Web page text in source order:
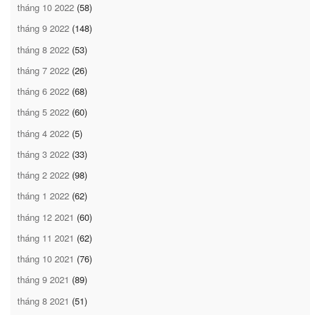
tháng 10 2022 (58)
tháng 9 2022 (148)
tháng 8 2022 (53)
tháng 7 2022 (26)
tháng 6 2022 (68)
tháng 5 2022 (60)
tháng 4 2022 (5)
tháng 3 2022 (33)
tháng 2 2022 (98)
tháng 1 2022 (62)
tháng 12 2021 (60)
tháng 11 2021 (62)
tháng 10 2021 (76)
tháng 9 2021 (89)
tháng 8 2021 (51)